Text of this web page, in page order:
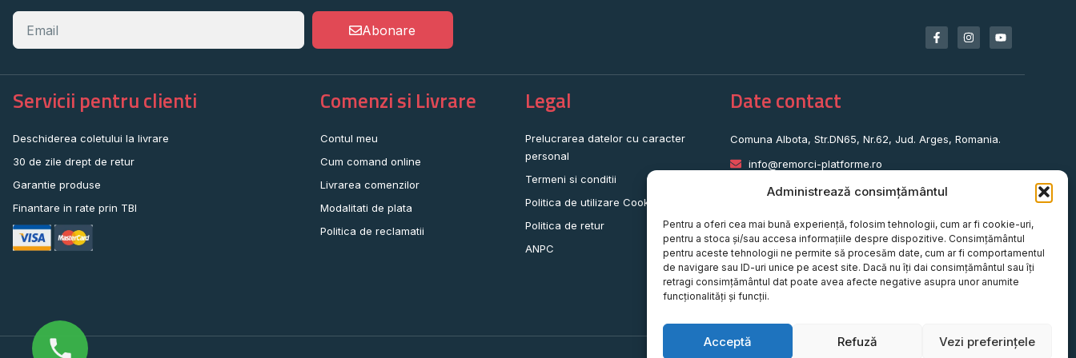
Administrează consimțământul
Pentru a oferi cea mai bună experiență, folosim tehnologii, cum ar fi cookie-uri,
pentru a stoca și/sau accesa informațiile despre dispozitive. Consimțământul
pentru aceste tehnologii ne permite să procesăm date, cum ar fi comportamentul
de navigare sau ID-uri unice pe acest site. Dacă nu îți dai consimțământul sau îți
retragi consimțământul dat poate avea afecte negative asupra unor anumite
funcționalități și funcții.
Acceptă Refuză Vezi preferințele
Abonare
Servicii pentru clienti
Deschiderea coletului la livrare
30 de zile drept de retur
Garantie produse
Finantare in rate prin TBI
Comenzi si Livrare
Contul meu
Cum comand online
Livrarea comenzilor
Modalitati de plata
Politica de reclamatii
Legal
Prelucrarea datelor cu caracter
personal
Termeni si conditii
Politica de utilizare Cookie-uri
Politica de retur
ANPC
Date contact
Comuna Albota, Str.DN65, Nr.62, Jud. Arges, Romania.
info@remorci-platforme.ro
0786.720.706
0786.720.708
0786.720.709
0787.772.773